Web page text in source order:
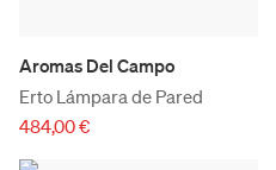
Aromas Del Campo
Erto Lámpara de Pared
484,00 €